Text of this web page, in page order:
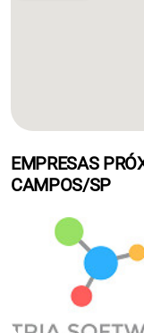
EMPRESAS
CAMPOS/SP